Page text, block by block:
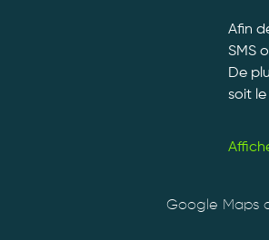
Afin
SMS
De
soit
Google Maps